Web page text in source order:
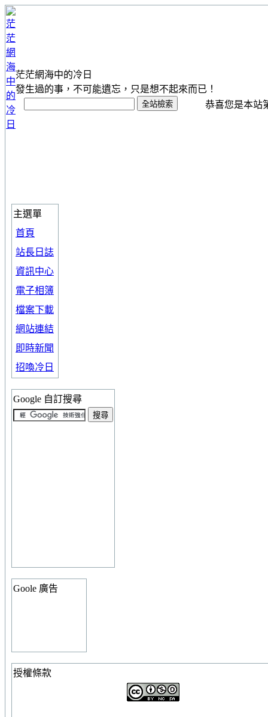
茫茫網海中的冷日
發生過的事，不可能遺忘，只是想不起來而已！
恭喜您是本站
主選單
首頁
站長日誌
資訊中心
電子相簿
檔案下載
網站連結
即時新聞
招喚冷日
Google 自訂搜尋
Goole 廣告
授權條款